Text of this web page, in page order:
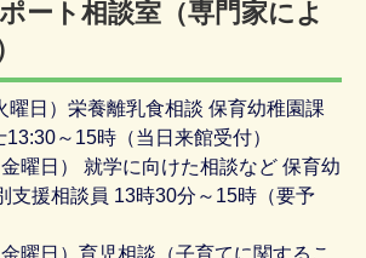
ート相談室（専門家によ
曜日）栄養離乳食相談 保育幼稚園課
～15時（当日来館受付）
曜日） 就学に向けた相談など 保育幼
支援相談員 13時30分～15時（要予
曜日）育児相談（子育てに関するこ